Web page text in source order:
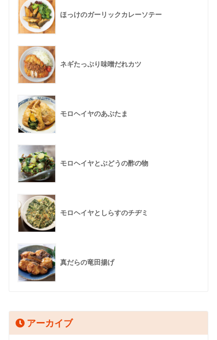
ほっけのガーリックカレーソテー
ネギたっぷり味噌だれカツ
モロヘイヤのあぶたま
モロヘイヤとぶどうの酢の物
モロヘイヤとしらすのチヂミ
真だらの竜田揚げ
アーカイブ